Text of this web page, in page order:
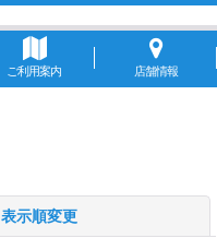
ご利用案内 店舗情報
表示順変更